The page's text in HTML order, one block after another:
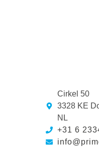
Cirkel 50
3328 KE
NL
+31 6